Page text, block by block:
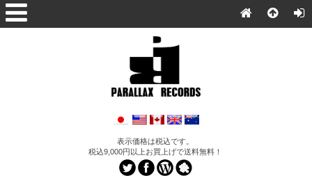
表示価格は税込です。
税込9,000円以上お買上げで送料無料！